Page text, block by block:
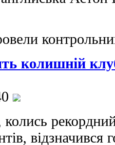
колишній
відзначився